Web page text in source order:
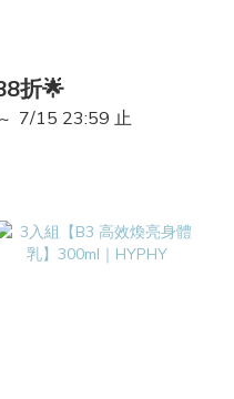
折🌟
7/15 23:59 止